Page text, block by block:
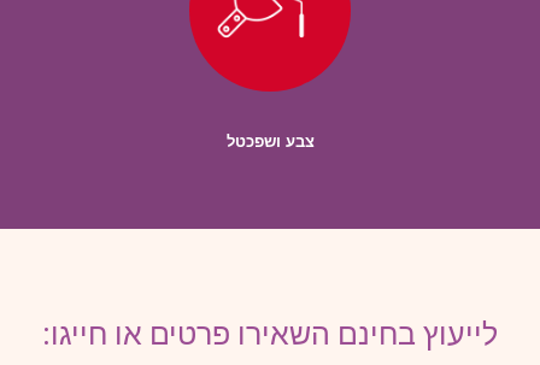
צבע ושפכטל
לייעוץ בחינם השאירו פרטים או חייגו: